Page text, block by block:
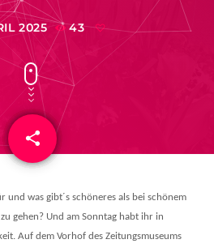
2025 43
share
email
und was gibt´s schöneres als bei schönem
gehen? Und am Sonntag habt ihr in
Auf dem Vorhof des Zeitungsmuseums